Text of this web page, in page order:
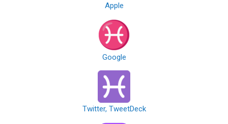
Apple
Google
Twitter, TweetDeck